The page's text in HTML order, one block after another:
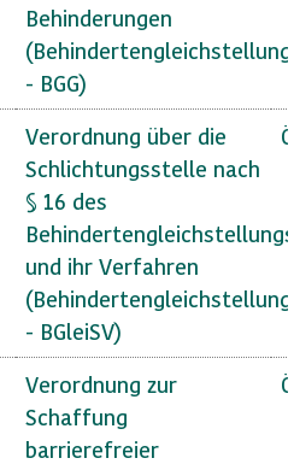
Behinderungen
- BGG)
Verordnung über die
Schlichtungsstelle nach
§ 16 des
und ihr Verfahren
- BGleiSV)
Verordnung zur
Schaffung
barrierefreier